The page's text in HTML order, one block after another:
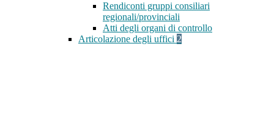
Rendiconti gruppi consiliari
regionali/provinciali
Atti degli organi di controllo
Articolazione degli uffici 2